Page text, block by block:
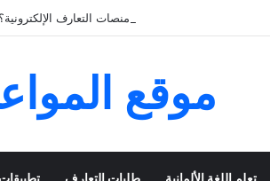
التعبير عن ذاتهم عبر منصات التعارف الإلكترونية؟
موقع
طلبات التعارف تعلم اللغة الألمانية